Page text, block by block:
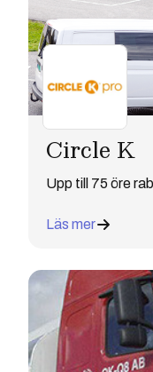
Circle K
Upp till 75 öre
Läs mer